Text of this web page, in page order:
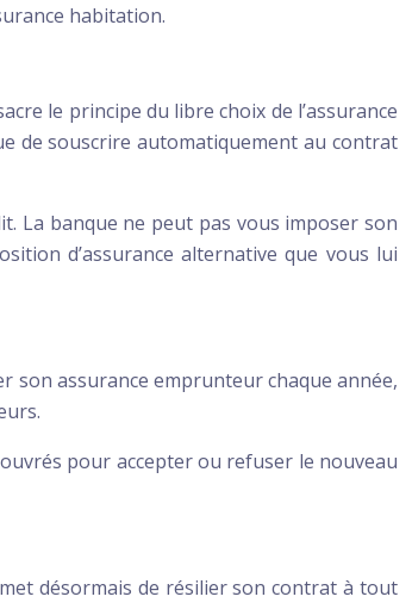
habitation.
le principe du libre choix de l’assurance
de souscrire automatiquement au contrat
La banque ne peut pas vous imposer son
d’assurance alternative que vous lui
son assurance emprunteur chaque année,
pour accepter ou refuser le nouveau
désormais de résilier son contrat à tout